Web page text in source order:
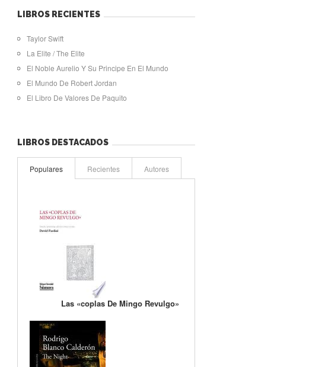
LIBROS RECIENTES
Taylor Swift
La Elite / The Elite
El Noble Aurelio Y Su Principe En El Mundo
El Mundo De Robert Jordan
El Libro De Valores De Paquito
LIBROS DESTACADOS
Populares Recientes Autores
Las «coplas De Mingo Revulgo»